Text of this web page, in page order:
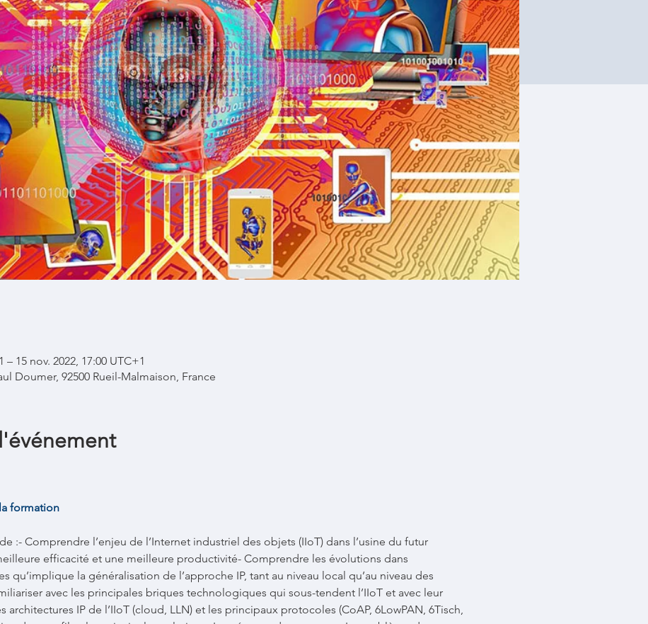
– 15 nov. 2022, 17:00 UTC+1
Doumer, 92500 Rueil-Malmaison, France
formation
:- Comprendre l’enjeu de l’Internet industriel des objets (IIoT) dans l’usine du futur
efficacité et une meilleure productivité- Comprendre les évolutions dans
qu’implique la généralisation de l’approche IP, tant au niveau local qu’au niveau des
avec les principales briques technologiques qui sous-tendent l’IIoT et avec leur
architectures IP de l’IIoT (cloud, LLN) et les principaux protocoles (CoAP, 6LowPAN, 6Tisch,